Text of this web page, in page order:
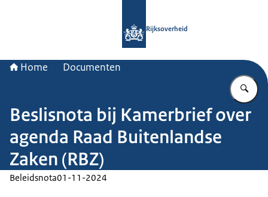
Rijksoverheid
Home Documenten
Beslisnota bij Kamerbrief over
agenda Raad Buitenlandse
Zaken (RBZ)
Beleidsnota01-11-2024